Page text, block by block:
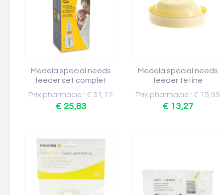
Medela special needs
feeder set complet
Prix pharmacie : € 31,12
€ 25,83
Medela special needs
feeder tetine
Prix pharmacie : € 15,99
€ 13,27